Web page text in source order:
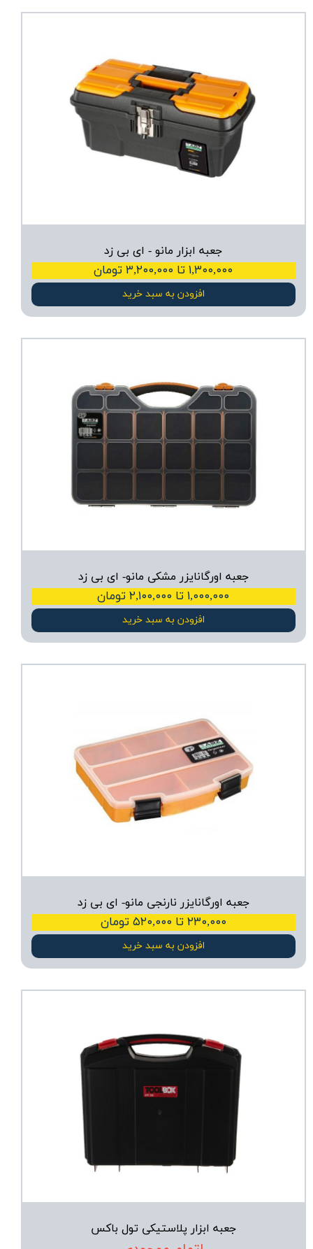
جعبه ابزار مانو - ای بی زد
۱,۳۰۰,۰۰۰ تا ۳,۲۰۰,۰۰۰ تومان
افزودن به سبد خرید
جعبه اورگانایزر مشکی مانو- ای بی زد
۱,۰۰۰,۰۰۰ تا ۲,۱۰۰,۰۰۰ تومان
افزودن به سبد خرید
جعبه اورگانایزر نارنجی مانو- ای بی زد
۲۳۰,۰۰۰ تا ۵۲۰,۰۰۰ تومان
افزودن به سبد خرید
جعبه ابزار پلاستیکی تول باکس